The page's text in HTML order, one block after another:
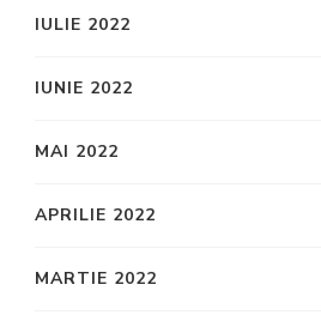
IULIE 2022
IUNIE 2022
MAI 2022
APRILIE 2022
MARTIE 2022